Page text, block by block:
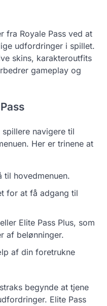
fra Royale Pass ved at
udfordringer i spillet.
skins, karakteroutfits
gameplay og
spillere navigere til
Her er trinene at
til hovedmenuen.
for at få adgang til
Elite Pass Plus, som
af belønninger.
af din foretrukne
begynde at tjene
Elite Pass